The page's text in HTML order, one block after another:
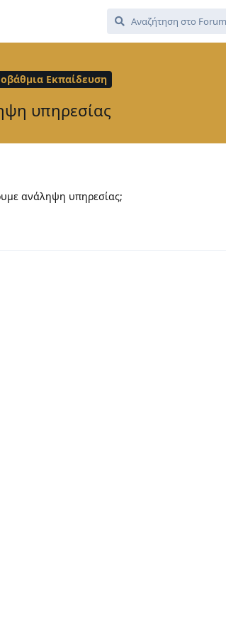
Εκπαίδευση
υπηρεσίας
ανάληψη υπηρεσίας;